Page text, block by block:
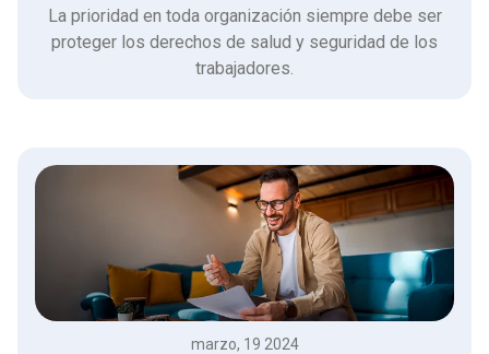
La prioridad en toda organización siempre debe ser
proteger los derechos de salud y seguridad de los
trabajadores.
marzo, 19 2024